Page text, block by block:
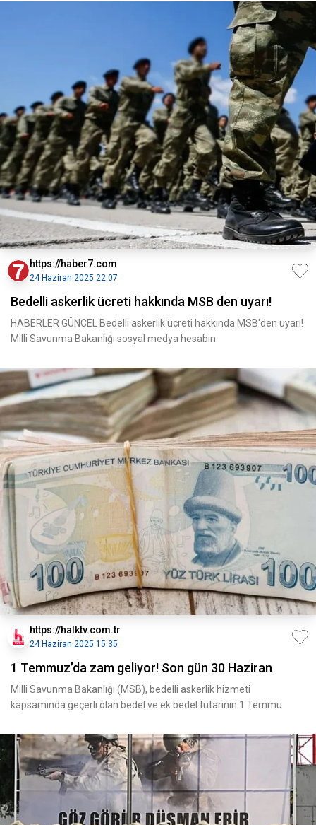
https://haber7.com
24 Haziran 2025 22:07
Bedelli askerlik ücreti hakkında MSB den uyarı!
HABERLER GÜNCEL Bedelli askerlik ücreti hakkında MSB'den uyarı!
Milli Savunma Bakanlığı sosyal medya hesabın
https://halktv.com.tr
24 Haziran 2025 15:35
1 Temmuz’da zam geliyor! Son gün 30 Haziran
Milli Savunma Bakanlığı (MSB), bedelli askerlik hizmeti
kapsamında geçerli olan bedel ve ek bedel tutarının 1 Temmu